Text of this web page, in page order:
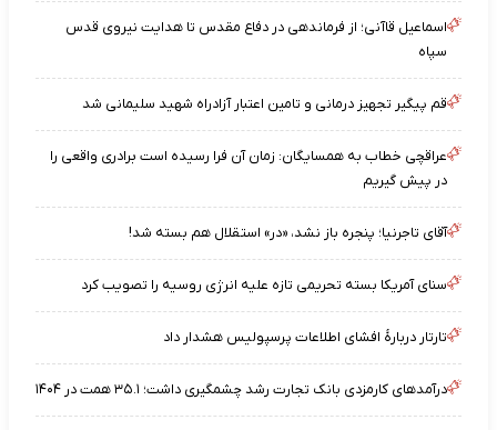
اسماعیل قاآنی؛ از فرماندهی در دفاع مقدس تا هدایت نیروی قدس
سپاه
قم پیگیر تجهیز درمانی و تامین اعتبار آزادراه شهید سلیمانی شد
عراقچی خطاب به همسایگان: زمان آن فرا رسیده است برادری واقعی را
در پیش گیریم
آقای تاجرنیا؛ پنجره باز نشد، «در» استقلال هم بسته شد!
سنای آمریکا بسته تحریمی تازه علیه انرژی روسیه را تصویب کرد
تارتار دربارهٔ افشای اطلاعات پرسپولیس هشدار داد
درآمدهای کارمزدی بانک تجارت رشد چشمگیری داشت؛ ۳۵.۱ همت در ۱۴۰۴